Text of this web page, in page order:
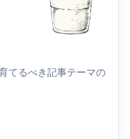
てるべき記事テーマの